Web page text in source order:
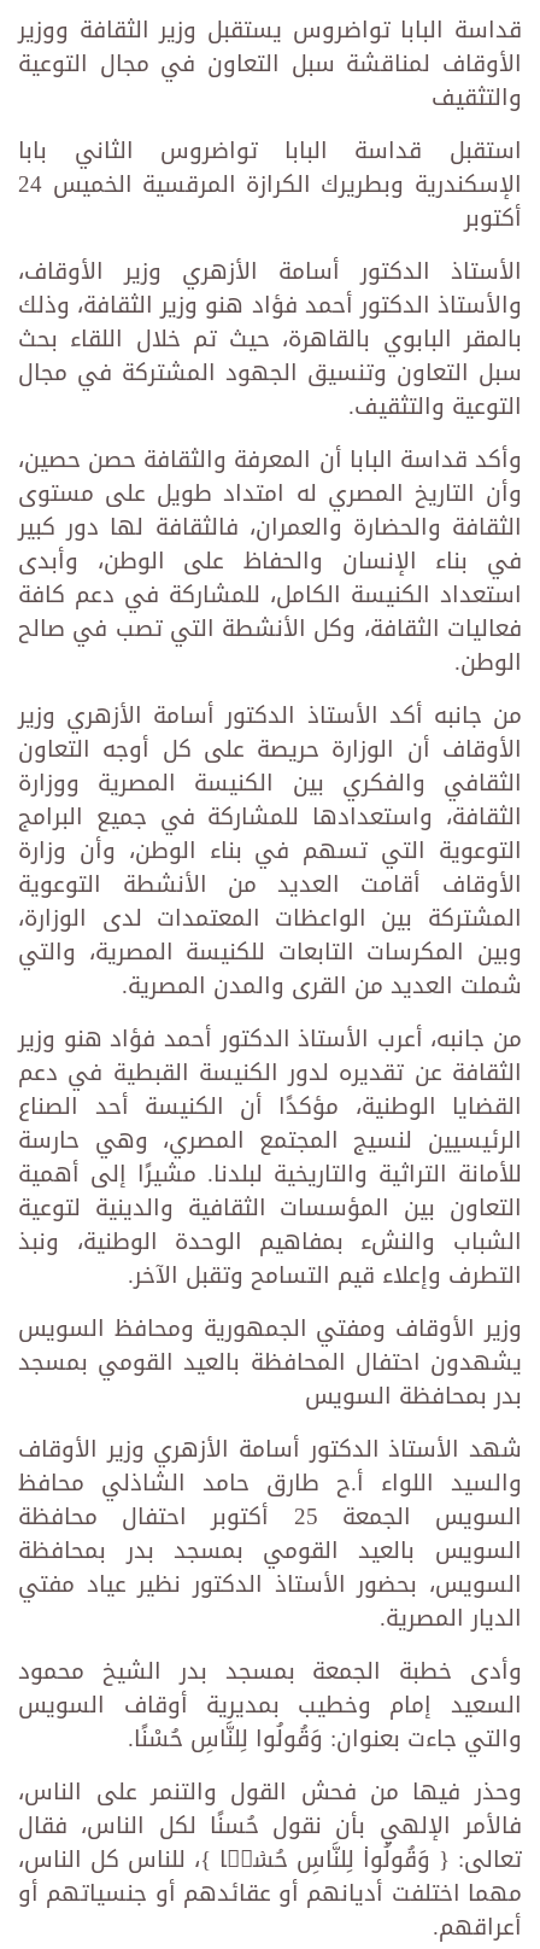
قداسة البابا تواضروس يستقبل وزير الثقافة ووزير
الأوقاف لمناقشة سبل التعاون في مجال التوعية
والتثقيف
استقبل قداسة البابا تواضروس الثاني بابا
الإسكندرية وبطريرك الكرازة المرقسية الخميس 24
أكتوبر
الأستاذ الدكتور أسامة الأزهري وزير الأوقاف،
والأستاذ الدكتور أحمد فؤاد هنو وزير الثقافة، وذلك
بالمقر البابوي بالقاهرة، حيث تم خلال اللقاء بحث
سبل التعاون وتنسيق الجهود المشتركة في مجال
التوعية والتثقيف.
وأكد قداسة البابا أن المعرفة والثقافة حصن حصين،
وأن التاريخ المصري له امتداد طويل على مستوى
الثقافة والحضارة والعمران، فالثقافة لها دور كبير
في بناء الإنسان والحفاظ على الوطن، وأبدى
استعداد الكنيسة الكامل، للمشاركة في دعم كافة
فعاليات الثقافة، وكل الأنشطة التي تصب في صالح
الوطن.
من جانبه أكد الأستاذ الدكتور أسامة الأزهري وزير
الأوقاف أن الوزارة حريصة على كل أوجه التعاون
الثقافي والفكري بين الكنيسة المصرية ووزارة
الثقافة، واستعدادها للمشاركة في جميع البرامج
التوعوية التي تسهم في بناء الوطن، وأن وزارة
الأوقاف أقامت العديد من الأنشطة التوعوية
المشتركة بين الواعظات المعتمدات لدى الوزارة،
وبين المكرسات التابعات للكنيسة المصرية، والتي
شملت العديد من القرى والمدن المصرية.
من جانبه، أعرب الأستاذ الدكتور أحمد فؤاد هنو وزير
الثقافة عن تقديره لدور الكنيسة القبطية في دعم
القضايا الوطنية، مؤكدًا أن الكنيسة أحد الصناع
الرئيسيين لنسيج المجتمع المصري، وهي حارسة
للأمانة التراثية والتاريخية لبلدنا. مشيرًا إلى أهمية
التعاون بين المؤسسات الثقافية والدينية لتوعية
الشباب والنشء بمفاهيم الوحدة الوطنية، ونبذ
التطرف وإعلاء قيم التسامح وتقبل الآخر.
وزير الأوقاف ومفتي الجمهورية ومحافظ السويس
يشهدون احتفال المحافظة بالعيد القومي بمسجد
بدر بمحافظة السويس
شهد الأستاذ الدكتور أسامة الأزهري وزير الأوقاف
والسيد اللواء أ.ح طارق حامد الشاذلي محافظ
السويس الجمعة 25 أكتوبر احتفال محافظة
السويس بالعيد القومي بمسجد بدر بمحافظة
السويس، بحضور الأستاذ الدكتور نظير عياد مفتي
الديار المصرية.
وأدى خطبة الجمعة بمسجد بدر الشيخ محمود
السعيد إمام وخطيب بمديرية أوقاف السويس
والتي جاءت بعنوان: وَقُولُوا لِلنَّاسِ حُسْنًا.
وحذر فيها من فحش القول والتنمر على الناس،
فالأمر الإلهي بأن نقول حُسنًا لكل الناس، فقال
تعالى: { وَقُولُوا۟ لِلنَّاسِ حُسۡنࣰا }، للناس كل الناس،
مهما اختلفت أديانهم أو عقائدهم أو جنسياتهم أو
أعراقهم.